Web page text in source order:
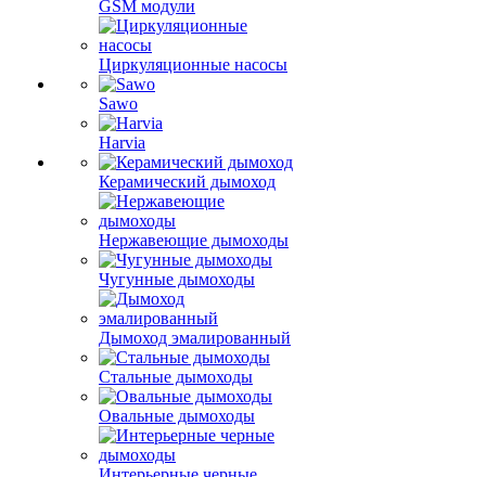
GSM модули
Циркуляционные насосы
Sawo
Harvia
Керамический дымоход
Нержавеющие дымоходы
Чугунные дымоходы
Дымоход эмалированный
Стальные дымоходы
Овальные дымоходы